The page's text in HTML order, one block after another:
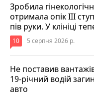
Зробила
отримала опік ІІІ
пів руки. У клініці
10 5 серпня 2026 р.
Не поставив
19-річний водій
авто